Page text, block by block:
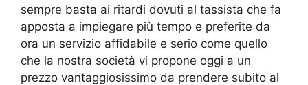
sempre basta ai ritardi dovuti al tassista che fa
apposta a impiegare più tempo e preferite da
ora un servizio affidabile e serio come quello
che la nostra società vi propone oggi a un
prezzo vantaggiosissimo da prendere subito al